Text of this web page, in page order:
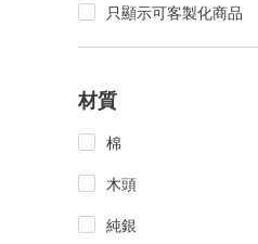
只顯示可客製化商品
材質
棉
木頭
純銀